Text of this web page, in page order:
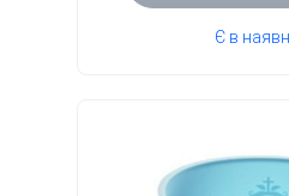
Є в